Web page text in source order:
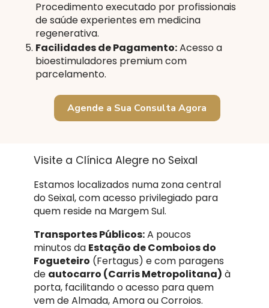
Procedimento executado por profissionais
de saúde experientes em medicina
regenerativa.
Facilidades de Pagamento:Acesso a
bioestimuladores premium com
parcelamento.
Agende a Sua Consulta Agora
Visite a Clínica Alegre no Seixal
Estamos localizados numa zona central
do Seixal, com acesso privilegiado para
quem reside na Margem Sul.
Transportes Públicos:A poucos
minutos da Estação de Comboios do
Fogueteiro (Fertagus) e com paragens
de autocarro (Carris Metropolitana) à
porta, facilitando o acesso para quem
vem de Almada, Amora ou Corroios.